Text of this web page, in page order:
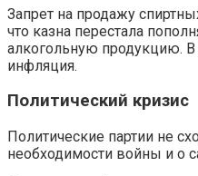
Запрет на продажу
что казна перестала
алкогольную продукцию. В
инфляция.
Политический кризис
Политические партии не
необходимости войны и о